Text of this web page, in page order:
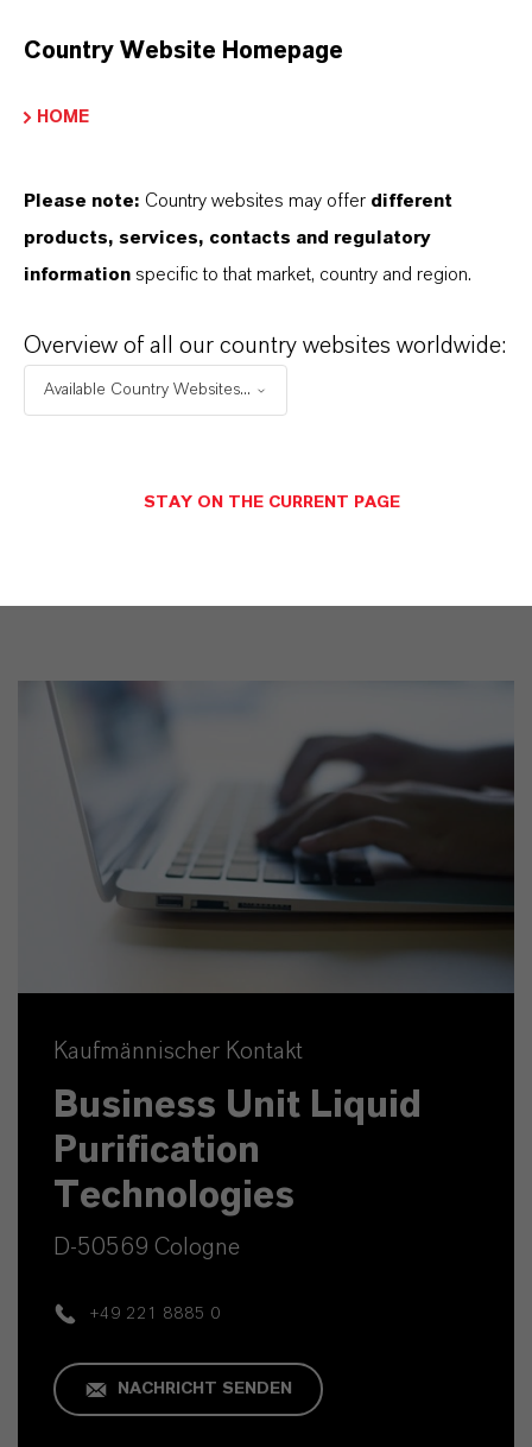
Nach Auswahl des Dropdowns erscheint ein
SPRACHE AUSWÄHLEN
SPRACHE AUSWÄHLEN
Kaufmännischer Kontakt
Business Unit Liquid
Purification
Technologies
D-50569 Cologne
+49 221 8885 0
NACHRICHT SENDEN
Country Website Homepage
HOME
Please note: Country websites may offer different
products, services, contacts and regulatory
information specific to that market, country and region.
Overview of all our country websites worldwide:
Available Country Websites...
STAY ON THE CURRENT PAGE